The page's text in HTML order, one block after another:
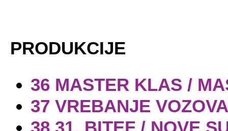
PRODUKCIJE
36 MASTER KLAS /
37 VREBANJE
38 31. BITEF / NOVE